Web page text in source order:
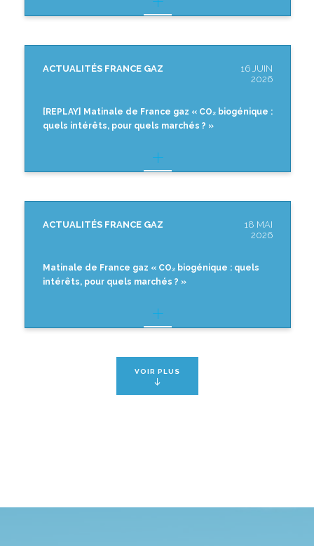
ACTUALITÉS FRANCE GAZ
16 JUIN
2026
[REPLAY] Matinale de France gaz « CO₂ biogénique :
quels intérêts, pour quels marchés ? »
ACTUALITÉS FRANCE GAZ
18 MAI
2026
Matinale de France gaz « CO₂ biogénique : quels
intérêts, pour quels marchés ? »
VOIR PLUS